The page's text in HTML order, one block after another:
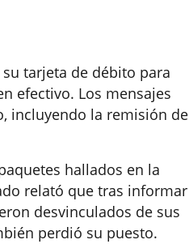
tarjeta de débito para
efectivo. Los mensajes
incluyendo la remisión de
hallados en la
relató que tras informar
desvinculados de sus
perdió su puesto.